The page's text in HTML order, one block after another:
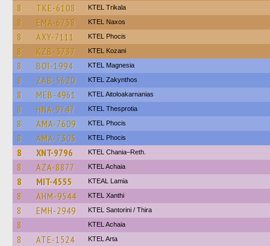
8 TKE-6108 ΚΤΕL Τrikala
8 EMA-6758 KTEL Naxos
8 AXY-7111 ΚΤΕL Phocis
8 KZB-3737 ΚΤΕL Kozani
8 BOI-1994 ΚΤΕL Magnesia
8 ZAB-5620 KTEL Zakynthos
8 MEB-4961 KTEL Aitoloakarnanias
8 HNA-9747 KTEL Thesprotia
8 AMA-7609 ΚΤΕL Phocis
8 AMA-7305 ΚΤΕL Phocis
8 XNT-9796 KTEL Chania–Reth.
8 AZA-8877 KTEL Achaia
8 MIT-4555 KTEAL Lamia
8 AHM-9544 KTEL Xanthi
8 EMH-2949 KTEL Santorini / Thira
8 KTEL Achaia
8 ATE-1524 KTEL Arta